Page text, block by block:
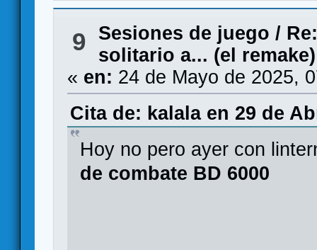
9 Sesiones de juego /
solitario a... (el remake)
« en: 24 de Mayo de 2025,
Cita de: kalala en 29 de
Hoy no pero ayer con
de combate BD 6000